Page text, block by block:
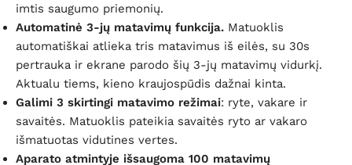
imtis saugumo priemonių.
Automatinė 3-jų matavimų funkcija. Matuoklis
automatiškai atlieka tris matavimus iš eilės, su 30s
pertrauka ir ekrane parodo šių 3-jų matavimų vidurkį.
Aktualu tiems, kieno kraujospūdis dažnai kinta.
Galimi 3 skirtingi matavimo režimai: ryte, vakare ir
savaitės. Matuoklis pateikia savaitės ryto ar vakaro
išmatuotas vidutines vertes.
Aparato atmintyje išsaugoma 100 matavimų